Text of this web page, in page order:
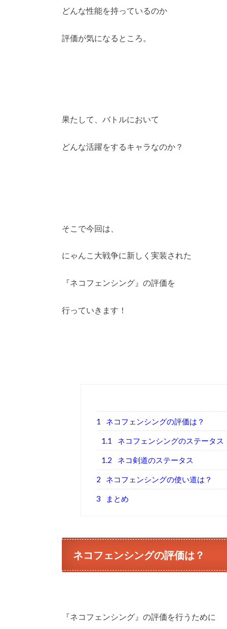
どんな性能を持っているのか
評価が気になるところ。
果たして、バトルにおいて
どんな活躍をするキャラなのか？
そこで今回は、
にゃんこ大戦争に新しく実装された
『ネコフェンシング』の評価を
行っていきます！
1 ネコフェンシングの評価は？
1.1 ネコフェンシングのステータス
1.2 ネコ剣道のステータス
2 ネコフェンシングの使い道は？
3 まとめ
ネコフェンシングの評価は？
『ネコフェンシング』の評価を行うために